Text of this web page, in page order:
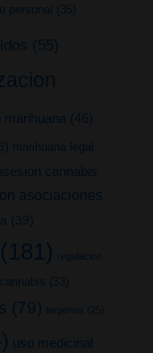
personal (35)
(55)
marihuana (46)
marihuana legal
cannabis
asociaciones
(39)
(181) regulacion
(33)
(79) terpenos (25)
uso medicinal